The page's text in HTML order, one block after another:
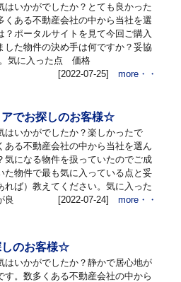
はいかがでしたか？とても良かった
くある不動産会社の中から当社を選
？ポータルサイトを見て今回ご購入
した物件の決め手は何ですか？妥協
気に入った点 価格
[2022-07-25] more・・
でお探しのお客様☆
はいかがでしたか？楽しかったで
ある不動産会社の中から当社を選ん
気になる物件を扱っていたのでご成
た物件で最も気に入っている点と妥
れば）教えてください。気に入った
良
[2022-07-24] more・・
のお客様☆
はいかがでしたか？静かで居心地が
す。数多くある不動産会社の中から